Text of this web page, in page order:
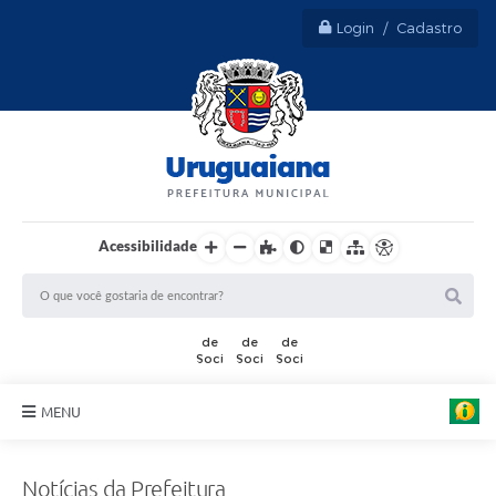
Login / Cadastro
Acessibilidade
MENU
Notícias da Prefeitura